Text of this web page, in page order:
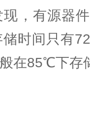
，有源器
时间只有
在85℃下存